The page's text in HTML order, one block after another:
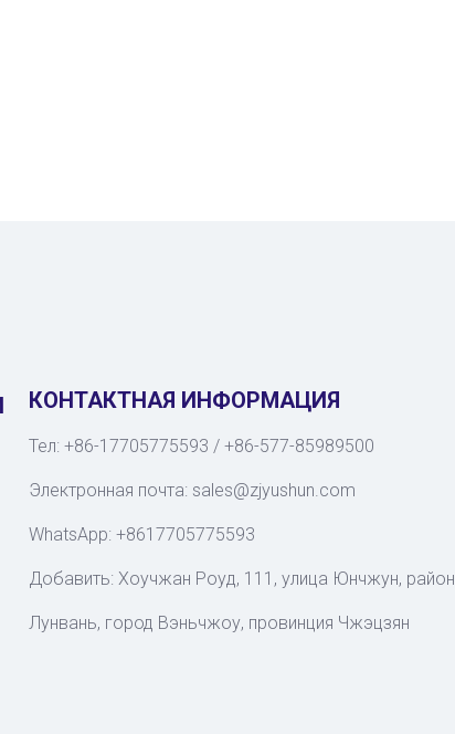
КОНТАКТНАЯ ИНФОРМАЦИЯ
Тел: +86-17705775593 / +86-577-85989500
Электронная почта: sales@zjyushun.com
WhatsApp: +8617705775593
Добавить: Хоучжан Роуд, 111, улица Юнчжун, район
Лунвань, город Вэньчжоу, провинция Чжэцзян